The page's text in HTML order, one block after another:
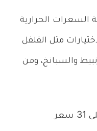
السعرات الحرارية
مثل الفلفل
والسبانخ، ومن
يحتوي كوب منه على 31 سعر